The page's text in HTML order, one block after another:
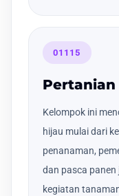
01115
Pertanian
Kelompok ini
hijau mulai dari
penanaman,
dan pasca
kegiatan